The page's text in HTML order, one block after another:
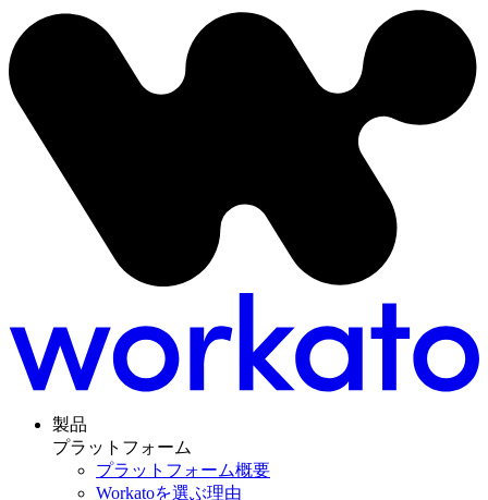
製品
プラットフォーム
プラットフォーム概要
Workatoを選ぶ理由